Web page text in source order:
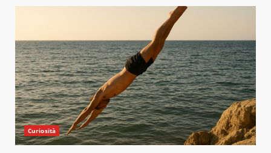
Curiosità